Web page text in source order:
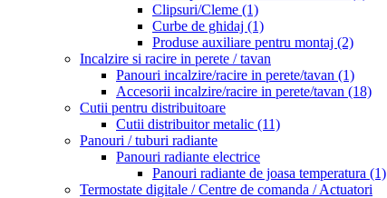
Clipsuri/Cleme (1)
Curbe de ghidaj (1)
Produse auxiliare pentru montaj (2)
Incalzire si racire in perete / tavan
Panouri incalzire/racire in perete/tavan (1)
Accesorii incalzire/racire in perete/tavan (18)
Cutii pentru distribuitoare
Cutii distribuitor metalic (11)
Panouri / tuburi radiante
Panouri radiante electrice
Panouri radiante de joasa temperatura (1)
Termostate digitale / Centre de comanda / Actuatori